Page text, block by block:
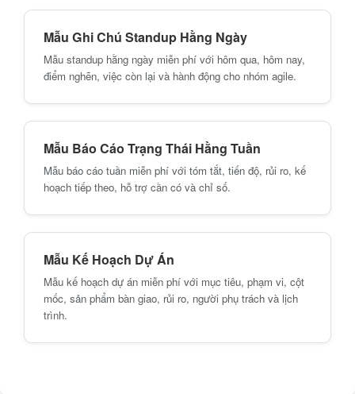
Mẫu Ghi Chú Standup Hằng Ngày
Mẫu standup hằng ngày miễn phí với hôm qua, hôm nay,
điểm nghẽn, việc còn lại và hành động cho nhóm agile.
Mẫu Báo Cáo Trạng Thái Hằng Tuần
Mẫu báo cáo tuần miễn phí với tóm tắt, tiến độ, rủi ro, kế
hoạch tiếp theo, hỗ trợ cần có và chỉ số.
Mẫu Kế Hoạch Dự Án
Mẫu kế hoạch dự án miễn phí với mục tiêu, phạm vi, cột
mốc, sản phẩm bàn giao, rủi ro, người phụ trách và lịch
trình.